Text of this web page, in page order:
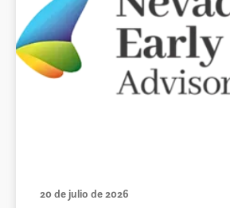
20 de julio de 2026